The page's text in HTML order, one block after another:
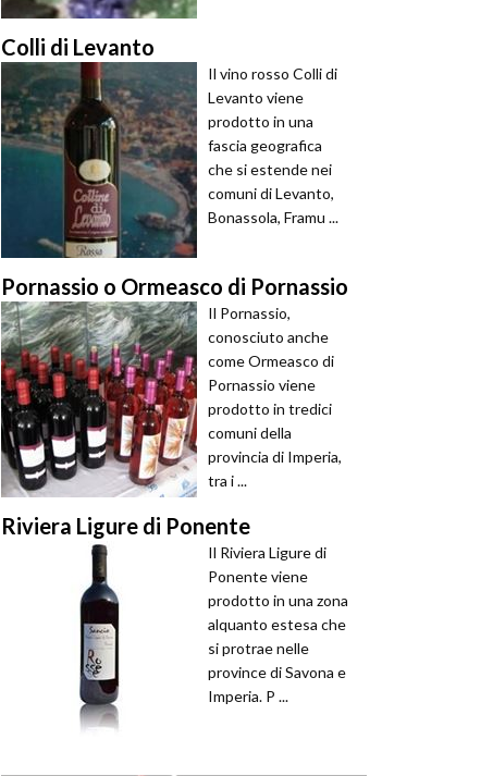
Colli di Levanto
Il vino rosso Colli di
Levanto viene
prodotto in una
fascia geografica
che si estende nei
comuni di Levanto,
Bonassola, Framu ...
Pornassio o Ormeasco di Pornassio
Il Pornassio,
conosciuto anche
come Ormeasco di
Pornassio viene
prodotto in tredici
comuni della
provincia di Imperia,
tra i ...
Riviera Ligure di Ponente
Il Riviera Ligure di
Ponente viene
prodotto in una zona
alquanto estesa che
si protrae nelle
province di Savona e
Imperia. P ...